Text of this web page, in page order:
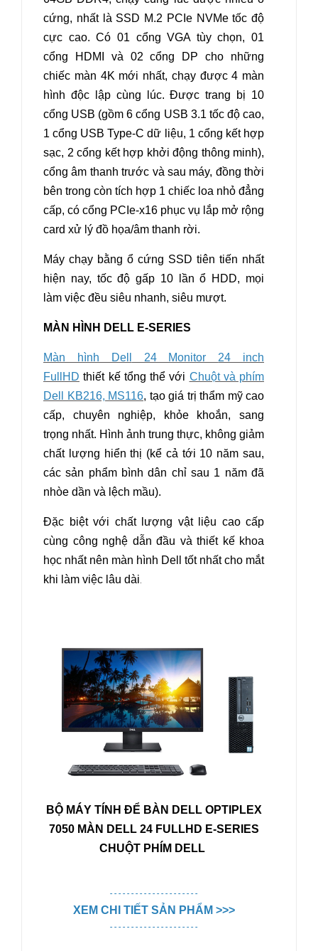
cứng, nhất là SSD M.2 PCIe NVMe tốc độ
cực cao. Có 01 cổng VGA tùy chọn, 01
cổng HDMI và 02 cổng DP cho những
chiếc màn 4K mới nhất, chạy được 4 màn
hình độc lập cùng lúc. Được trang bị 10
cổng USB (gồm 6 cổng USB 3.1 tốc độ cao,
1 cổng USB Type-C dữ liệu, 1 cổng kết hợp
sạc, 2 cổng kết hợp khởi động thông minh),
cổng âm thanh trước và sau máy, đồng thời
bên trong còn tích hợp 1 chiếc loa nhỏ đẳng
cấp, có cổng PCIe-x16 phục vụ lắp mở rộng
card xử lý đồ họa/âm thanh rời.
Máy chạy bằng ổ cứng SSD tiên tiến nhất
hiện nay, tốc độ gấp 10 lần ổ HDD, mọi
làm việc đều siêu nhanh, siêu mượt.
MÀN HÌNH DELL E-SERIES
Màn hình Dell 24 Monitor 24 inch
FullHD thiết kế tổng thể với Chuột và phím
Dell KB216, MS116, tạo giá trị thẩm mỹ cao
cấp, chuyên nghiệp, khỏe khoắn, sang
trọng nhất. Hình ảnh trung thực, không giảm
chất lượng hiển thị (kể cả tới 10 năm sau,
các sản phẩm bình dân chỉ sau 1 năm đã
nhòe dần và lệch mầu).
Đặc biệt với chất lượng vật liệu cao cấp
cùng công nghệ dẫn đầu và thiết kế khoa
học nhất nên màn hình Dell tốt nhất cho mắt
khi làm việc lâu dài.
BỘ MÁY TÍNH ĐỂ BÀN DELL OPTIPLEX
7050 MÀN DELL 24 FULLHD E-SERIES
CHUỘT PHÍM DELL
- - - - - - - - - - - - - - - - - - - - -
XEM CHI TIẾT SẢN PHẨM >>>
- - - - - - - - - - - - - - - - - - - - -